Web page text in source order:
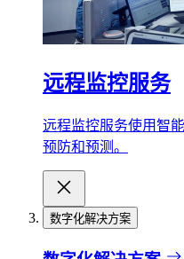
远程监控服务
远程监控服务使用智
预防和预测。
数字化解决方案